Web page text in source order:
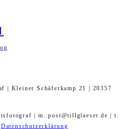
| Kleiner Schäferkamp 21 | 20357
| m. post@tillglaeser.de | t.
Datenschutzerklärung